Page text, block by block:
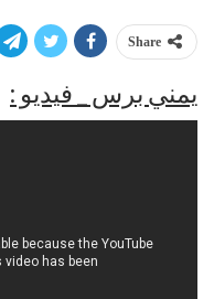
Share
يمني برس _ فيديو :